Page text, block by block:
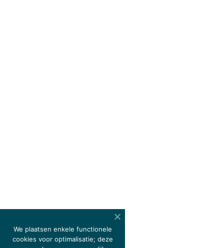
We plaatsen enkele functionele
cookies voor optimalisatie; deze